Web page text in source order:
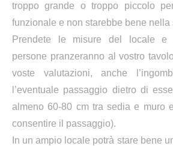
troppo grande o troppo piccolo
funzionale e non starebbe bene nella
Prendete le misure del locale e
persone pranzeranno al vostro
voste valutazioni, anche
l’eventuale passaggio dietro di
almeno 60-80 cm tra sedia e muro
consentire il passaggio).
In un ampio locale potrà stare bene